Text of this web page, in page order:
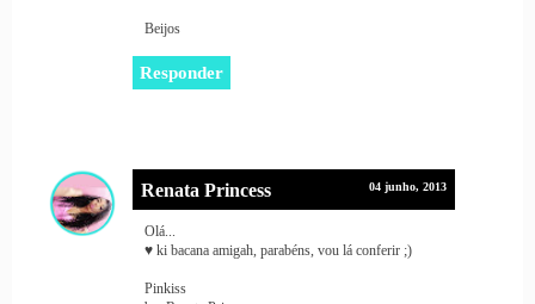
Beijos
Responder
Renata Princess 04 junho, 2013
Olá...
♥ ki bacana amigah, parabéns, vou lá conferir ;)
Pinkiss